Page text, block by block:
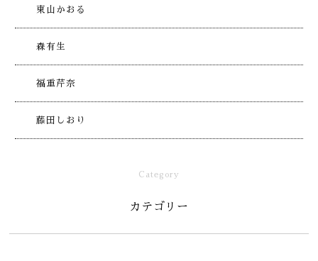
東山かおる
森有生
福重芹奈
藤田しおり
Category
カテゴリー